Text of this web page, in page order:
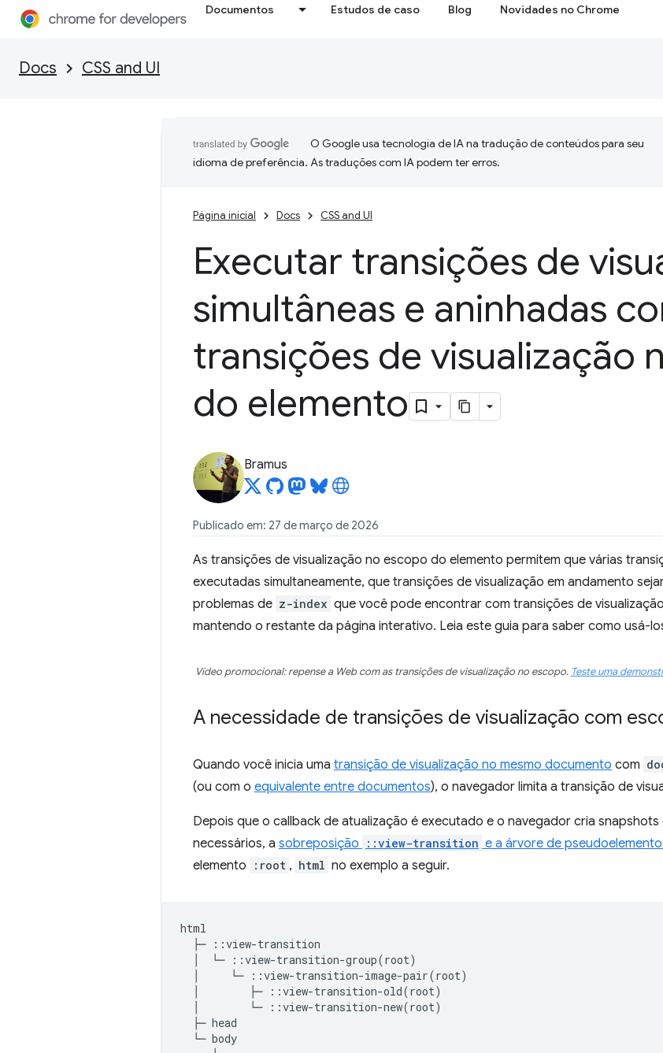
Documentos Estudos de caso Blog Novidades no Chrome
Docs CSS and UI
O Google usa tecnologia de IA na tradução de conteúdos para seu
idioma de preferência. As traduções com IA podem ter erros.
Página inicial Docs CSS and UI
Executar transições de
simultâneas e aninhadas
transições de visualização
do elemento
Bramus
Publicado em: 27 de março de 2026
As transições de visualização no escopo do elemento permitem que várias
executadas simultaneamente, que transições de visualização em andamento
problemas de z-index que você pode encontrar com transições de
mantendo o restante da página interativo. Leia este guia para saber como usá-
Vídeo promocional: repense a Web com as transições de visualização no escopo. Teste uma
A necessidade de transições de visualização com
Quando você inicia uma transição de visualização no mesmo documento com
(ou com o equivalente entre documentos), o navegador limita a transição de
Depois que o callback de atualização é executado e o navegador cria
necessários, a sobreposição ::view-transition e a árvore de
elemento
:root , html no exemplo a seguir.
html
  ├─ ::view-transition
  │  └─ ::view-transition-group(root)
  │     └─ ::view-transition-image-pair(root)
  │        ├─ ::view-transition-old(root)
  │        └─ ::view-transition-new(root)
  ├─ head
  └─ body